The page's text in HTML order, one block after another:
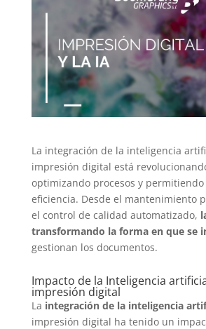
La integración de la inteligencia
impresión digital está
optimizando procesos y
eficiencia. Desde el mantenimiento
el control de calidad automatizado,
transformando la forma en que se
gestionan los documentos.
Impacto de la Inteligencia
impresión digital
La integración de la inteligencia
impresión digital ha tenido un